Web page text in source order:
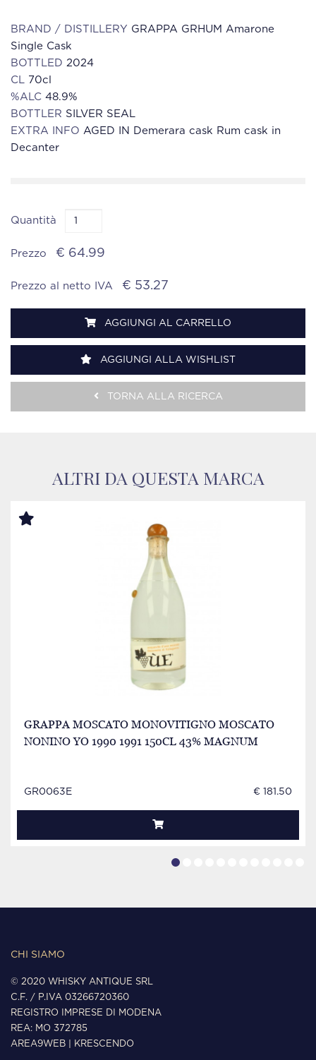
BRAND / DISTILLERY GRAPPA GRHUM Amarone
Single Cask
BOTTLED 2024
CL 70cl
%ALC 48.9%
BOTTLER SILVER SEAL
EXTRA INFO AGED IN Demerara cask Rum cask in
Decanter
Quantità
Prezzo € 64.99
Prezzo al netto IVA € 53.27
AGGIUNGI AL CARRELLO
AGGIUNGI ALLA WISHLIST
TORNA ALLA RICERCA
ALTRI DA QUESTA MARCA
GRAPPA MOSCATO MONOVITIGNO MOSCATO
NONINO YO 1990 1991 150CL 43% MAGNUM
GR0063E € 181.50
CHI SIAMO
© 2020 WHISKY ANTIQUE SRL
C.F. / P.IVA 03266720360
REGISTRO IMPRESE DI MODENA
REA: MO 372785
AREA9WEB
KRESCENDO